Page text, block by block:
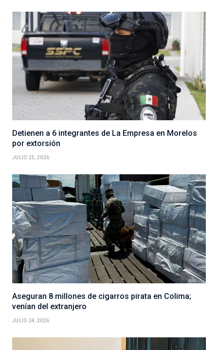
Detienen a 6 integrantes de La Empresa en Morelos
por extorsión
JULIO 25, 2026
Aseguran 8 millones de cigarros pirata en Colima;
venían del extranjero
JULIO 24, 2026